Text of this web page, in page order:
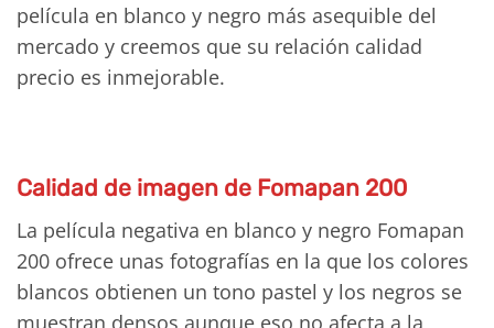
película en blanco y negro más asequible del
mercado y creemos que su relación calidad
precio es inmejorable.
Calidad de imagen de Fomapan 200
La película negativa en blanco y negro Fomapan
200 ofrece unas fotografías en la que los colores
blancos obtienen un tono pastel y los negros se
muestran densos aunque eso no afecta a la